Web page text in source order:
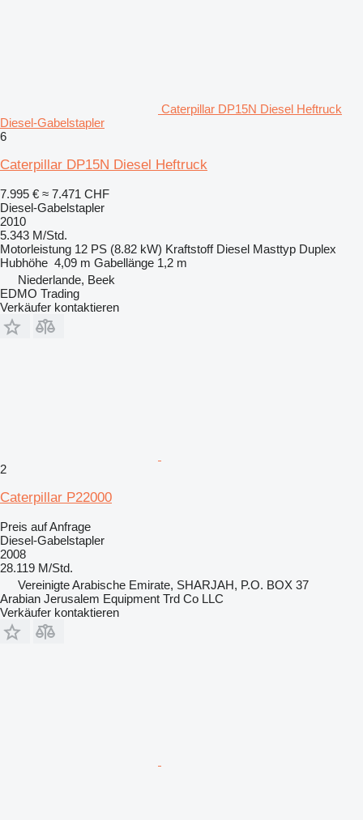
Caterpillar DP15N Diesel Heftruck
Diesel-Gabelstapler
6
Caterpillar DP15N Diesel Heftruck
7.995 € ≈ 7.471 CHF
Diesel-Gabelstapler
2010
5.343 M/Std.
Motorleistung 12 PS (8.82 kW) Kraftstoff Diesel Masttyp Duplex
Hubhöhe 4,09 m Gabellänge 1,2 m
Niederlande, Beek
EDMO Trading
Verkäufer kontaktieren
2
Caterpillar P22000
Preis auf Anfrage
Diesel-Gabelstapler
2008
28.119 M/Std.
Vereinigte Arabische Emirate, SHARJAH, P.O. BOX 37
Arabian Jerusalem Equipment Trd Co LLC
Verkäufer kontaktieren